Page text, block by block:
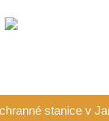
stanice v